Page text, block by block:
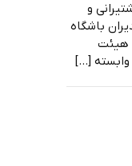
و
باشگاه
هیئت
[…]